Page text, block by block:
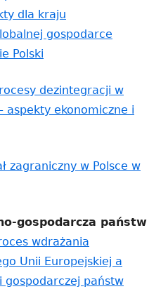
dla kraju
gospodarce
Polski
dezintegracji w
aspekty ekonomiczne i
zagraniczny w Polsce w
gospodarcza państw
wdrażania
Unii Europejskiej a
państw